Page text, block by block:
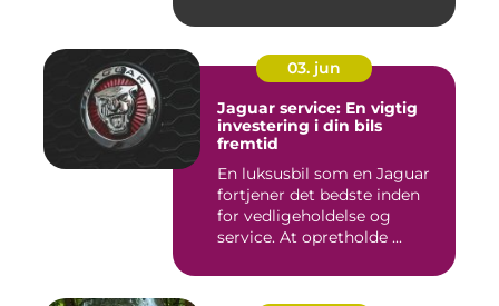
03. jun
Jaguar service: En vigtig
investering i din bils
fremtid
En luksusbil som en Jaguar
fortjener det bedste inden
for vedligeholdelse og
service. At opretholde ...